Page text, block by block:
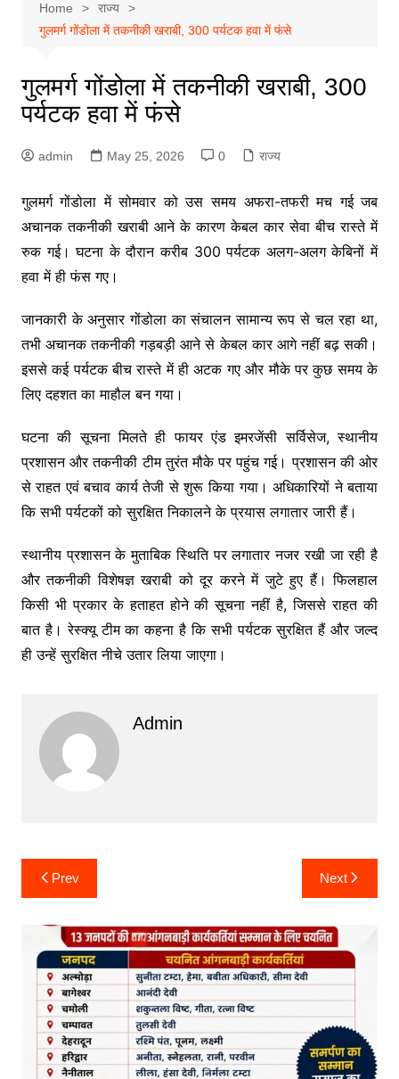
Home
राज्य
गुलमर्ग गोंडोला में तकनीकी खराबी, 300 पर्यटक हवा में फंसे
गुलमर्ग गोंडोला में तकनीकी खराबी, 300
पर्यटक हवा में फंसे
admin May 25, 2026 0 राज्य
गुलमर्ग गोंडोला में सोमवार को उस समय अफरा-तफरी मच गई जब
अचानक तकनीकी खराबी आने के कारण केबल कार सेवा बीच रास्ते में
रुक गई। घटना के दौरान करीब 300 पर्यटक अलग-अलग केबिनों में
हवा में ही फंस गए।
जानकारी के अनुसार गोंडोला का संचालन सामान्य रूप से चल रहा था,
तभी अचानक तकनीकी गड़बड़ी आने से केबल कार आगे नहीं बढ़ सकी।
इससे कई पर्यटक बीच रास्ते में ही अटक गए और मौके पर कुछ समय के
लिए दहशत का माहौल बन गया।
घटना की सूचना मिलते ही फायर एंड इमरजेंसी सर्विसेज, स्थानीय
प्रशासन और तकनीकी टीम तुरंत मौके पर पहुंच गई। प्रशासन की ओर
से राहत एवं बचाव कार्य तेजी से शुरू किया गया। अधिकारियों ने बताया
कि सभी पर्यटकों को सुरक्षित निकालने के प्रयास लगातार जारी हैं।
स्थानीय प्रशासन के मुताबिक स्थिति पर लगातार नजर रखी जा रही है
और तकनीकी विशेषज्ञ खराबी को दूर करने में जुटे हुए हैं। फिलहाल
किसी भी प्रकार के हताहत होने की सूचना नहीं है, जिससे राहत की
बात है। रेस्क्यू टीम का कहना है कि सभी पर्यटक सुरक्षित हैं और जल्द
ही उन्हें सुरक्षित नीचे उतार लिया जाएगा।
Admin
Post
navigation
Prev Next